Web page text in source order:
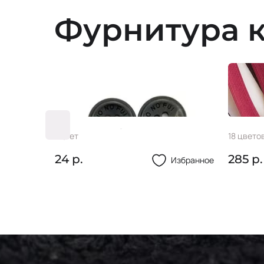
Фурнитура
Пуг-ца GE09
2 цвета
23 р. Избранное
1 цвет
24 р.